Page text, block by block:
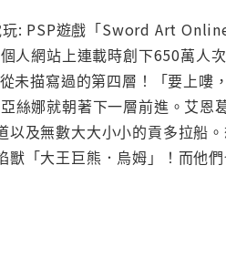
: PSP遊戲「Sword Art
人網站上連載時創下650萬人
描寫過的第四層！「要上嘍
絲娜就朝著下一層前進。艾恩
及無數大大小小的貢多拉船
「大王巨熊．烏姆」！而他